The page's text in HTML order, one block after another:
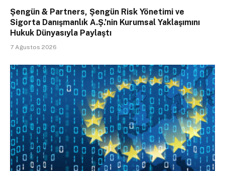
Şengün & Partners, Şengün Risk Yönetimi ve
Sigorta Danışmanlık A.Ş.’nin Kurumsal Yaklaşımını
Hukuk Dünyasıyla Paylaştı
7 Ağustos 2026